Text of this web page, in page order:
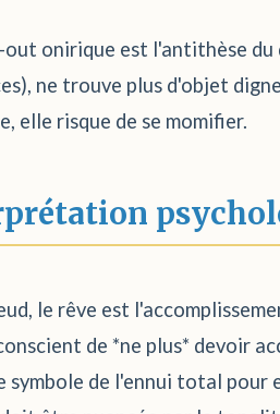
out onirique est l'antithèse du
ne trouve plus d'objet
elle risque de se momifier.
le rêve est
de *ne plus* devoir
symbole de l'ennui total pour